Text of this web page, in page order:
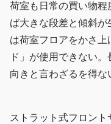
荷室も日常の買い物
ば大きな段差と傾斜
は荷室フロアをかさ
ド」が使用できない
向きと言わざるを得な
ストラット式フロン